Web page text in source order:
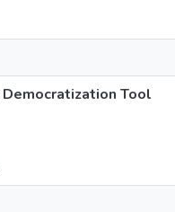
Tool